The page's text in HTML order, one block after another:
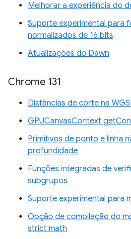
Melhorar a experiência do
Suporte experimental para
normalizados de 16 bits
Atualizações do Dawn
Chrome 131
Distâncias de corte na
GPUCanvasContext
Primitivos de ponto e linha
profundidade
Funções integradas de
subgrupos
Suporte experimental para
Opção de compilação do
strict math